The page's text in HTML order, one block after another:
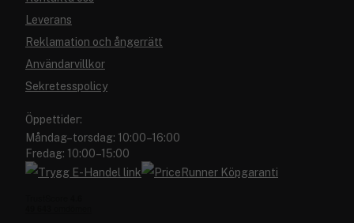
Leverans
Reklamation och ångerrätt
Användarvillkor
Sekretesspolicy
Öppettider:
Måndag–torsdag: 10:00–16:00
Fredag: 10:00–15:00